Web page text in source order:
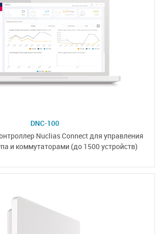
DNC-100
Nuclias Connect для управления
и коммутаторами (до 1500 устройств)